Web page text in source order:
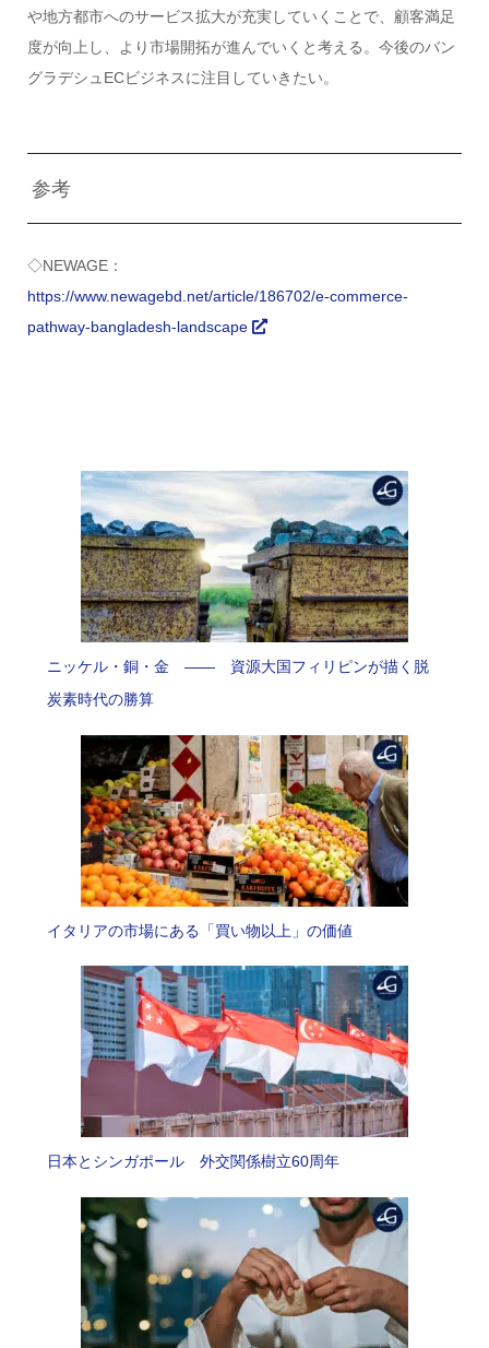
や地方都市へのサービス拡大が充実していくことで、顧客満足
度が向上し、より市場開拓が進んでいくと考える。今後のバン
グラデシュECビジネスに注目していきたい。
参考
◇NEWAGE：
https://www.newagebd.net/article/186702/e-commerce-
pathway-bangladesh-landscape
ニッケル・銅・金 —— 資源大国フィリピンが描く脱
炭素時代の勝算
イタリアの市場にある「買い物以上」の価値
日本とシンガポール 外交関係樹立60周年